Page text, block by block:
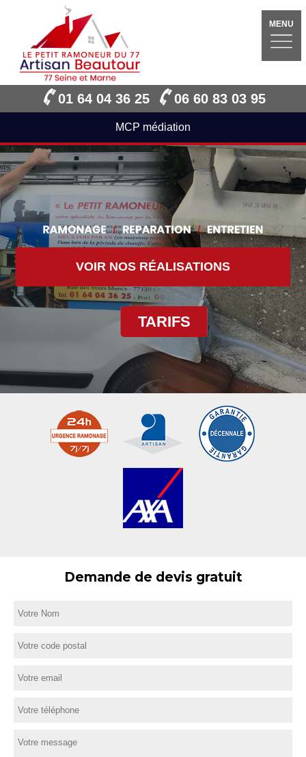
MENU
01 64 04 36 25 06 60 83 03 95
MCP médiation
VOIR NOS RÉALISATIONS
TARIFS
Demande de devis gratuit